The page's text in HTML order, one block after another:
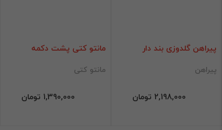
پیراهن گلدوزی بند دار
پیراهن
2,198,000 تومان
مانتو کتی پشت دکمه
مانتو کتی
1,390,000 تومان